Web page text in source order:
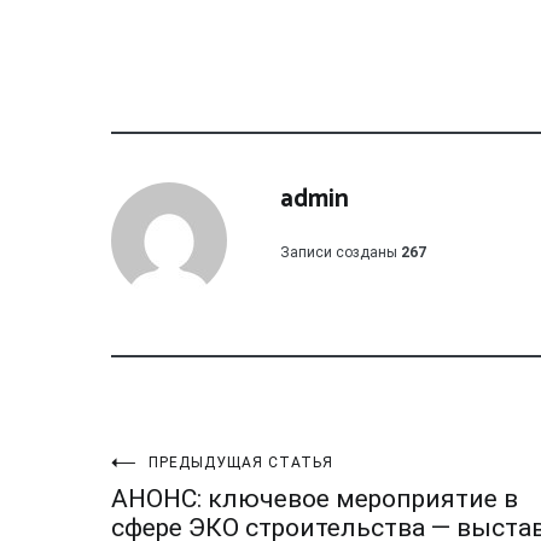
admin
Записи созданы 267
Навигация
ПРЕДЫДУЩАЯ СТАТЬЯ
АНОНС: ключевое мероприятие в
сфере ЭКО строительства —